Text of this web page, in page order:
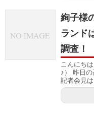
絢子様
ランド
調査！
こんにち
♪） 昨日
記者会見